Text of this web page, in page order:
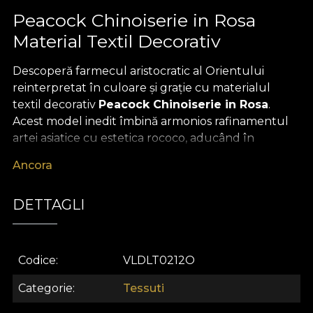
Peacock Chinoiserie in Rosa
Material Textil Decorativ
Descoperă farmecul aristocratic al Orientului
reinterpretat în culoare și grație cu materialul
textil decorativ Peacock Chinoiserie in Rosa.
Acest model inedit îmbină armonios rafinamentul
artei asiatice cu estetica rococo, aducând în
Peisaje pastorale, flori diafane și pene de păun
îndrăznețe și detalii picturale fine, evocând
atmosfera unui eden antic și eleganța secolului
premium – este o invitație la reverie, un statement
de stil destinat iubitorilor de design interior
sofisticat.
Ancora
DETTAGLI
Codice VLDLT0212O
Categorie Tessuti